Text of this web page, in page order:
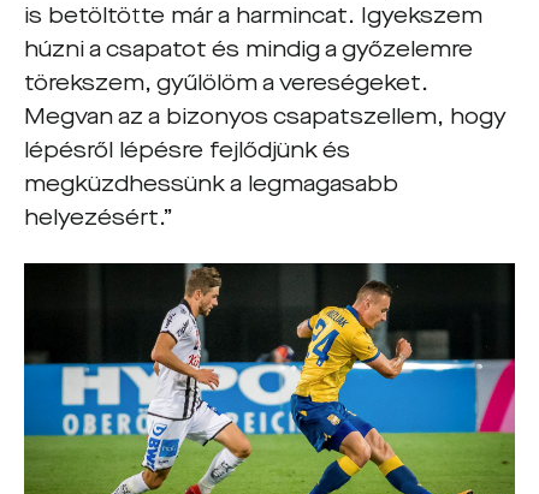
is betöltötte már a harmincat. Igyekszem
húzni a csapatot és mindig a győzelemre
törekszem, gyűlölöm a vereségeket.
Megvan az a bizonyos csapatszellem, hogy
lépésről lépésre fejlődjünk és
megküzdhessünk a legmagasabb
helyezésért.”